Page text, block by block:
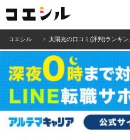
コエシル 太陽光の口コミ(評判)ランキン